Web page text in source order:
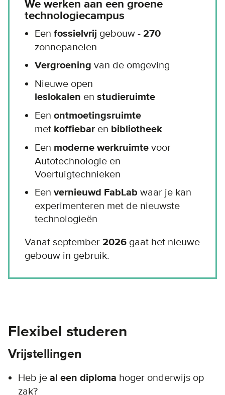
We werken aan een groene
technologiecampus
Een fossielvrij gebouw - 270
zonnepanelen
Vergroening van de omgeving
Nieuwe open
leslokalen en studieruimte
Een ontmoetingsruimte
met koffiebar en bibliotheek
Een moderne werkruimte voor
Autotechnologie en
Voertuigtechnieken
Een vernieuwd FabLab waar je kan
experimenteren met de nieuwste
technologieën
Vanaf september 2026 gaat het nieuwe
gebouw in gebruik.
Flexibel studeren
Vrijstellingen
Heb je al een diploma hoger onderwijs op
zak?